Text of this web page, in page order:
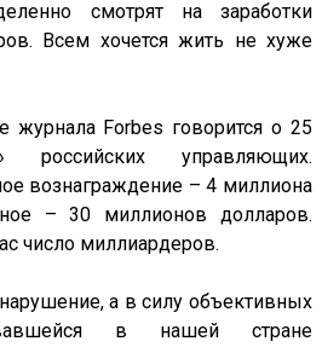
смотрят на заработки
Всем хочется жить не хуже
журнала Forbes говорится о 25
российских управляющих.
вознаграждение – 4 миллиона
– 30 миллионов долларов.
число миллиардеров.
а в силу объективных
в нашей стране